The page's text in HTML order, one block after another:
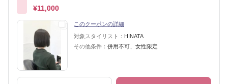
¥11,000
このクーポンの詳細
対象スタイリスト： HINATA
その他条件： 併用不可、女性限定